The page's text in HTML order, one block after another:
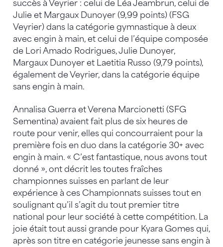
succès à Veyrier : celui de Léa Jeambrun, celui de
Julie et Margaux Dunoyer (9,99 points) (FSG
Veyrier) dans la catégorie gymnastique à deux
avec engin à main, et celui de l’équipe composée
de Lori Amado Rodrigues, Julie Dunoyer,
Margaux Dunoyer et Laetitia Russo (9,79 points),
également de Veyrier, dans la catégorie équipe
sans engin à main.
Annalisa Guerra et Verena Marcionetti (SFG
Sementina) avaient fait plus de six heures de
route pour venir, elles qui concourraient pour la
première fois en duo dans la catégorie 30+ avec
engin à main. « C’est fantastique, nous avons tout
donné », ont décrit les toutes fraîches
championnes suisses en parlant de leur
expérience à ces Championnats suisses tout en
soulignant qu’il s’agit du tout premier titre
national pour leur société à cette compétition. La
joie était tout aussi grande pour Kyara Gomes qui,
après son titre en catégorie jeunesse sans engin à